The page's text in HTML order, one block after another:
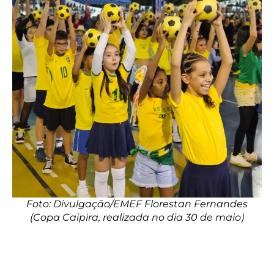
Foto: Divulgação/EMEF Florestan Fernandes
(Copa Caipira, realizada no dia 30 de maio)